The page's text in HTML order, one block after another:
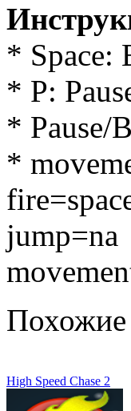
* Space:
* P:
* Pause/
*
jump=na
High Speed Chase 2